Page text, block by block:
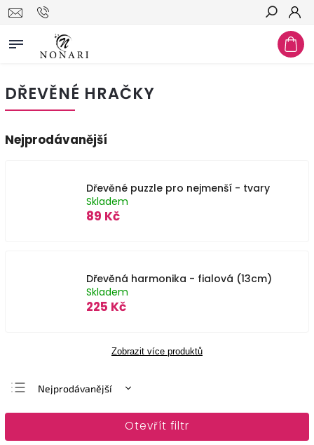
Hledat
DŘEVĚNÉ HRAČKY
Nejprodávanější
Dřevěné puzzle pro nejmenší - tvary
Skladem
89 Kč
Dřevěná harmonika - fialová (13cm)
Skladem
225 Kč
Zobrazit více produktů
Nejprodávanější
Nejlevnější
Otevřít filtr